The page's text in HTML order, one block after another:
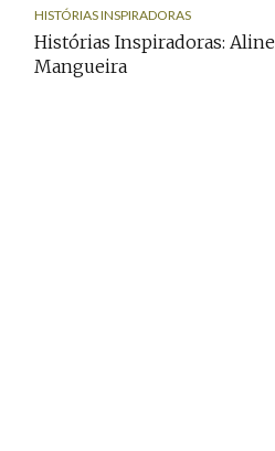
HISTÓRIAS INSPIRADORAS
Histórias Inspiradoras: Aline
Mangueira